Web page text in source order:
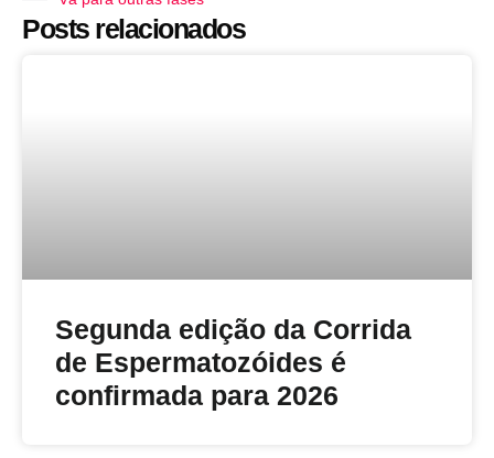
Posts relacionados
Segunda edição da Corrida
de Espermatozóides é
confirmada para 2026